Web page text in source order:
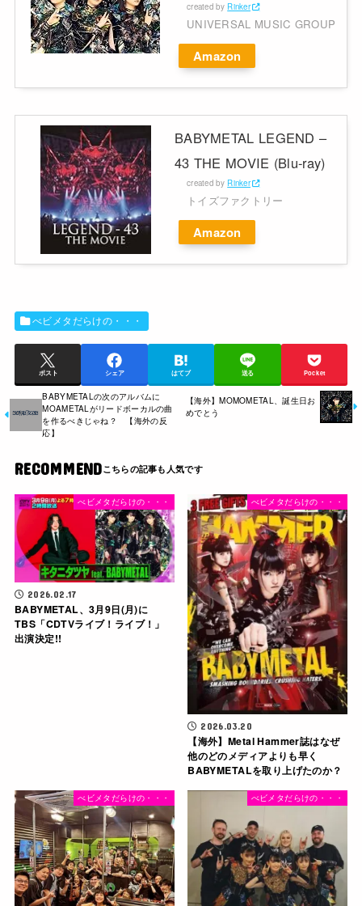
created by Rinker
UNIVERSAL MUSIC GROUP
Amazon
BABYMETAL LEGEND –
43 THE MOVIE (Blu-ray)
created by Rinker
トイズファクトリー
Amazon
べビメタだらけの・・・
ポスト シェア はてブ 送る Pocket
BABYMETALの次のアルバムに
MOAMETALがリードボーカルの曲
を作るべきじゃね？ 【海外の反
応】
【海外】MOMOMETAL、誕生日お
めでとう
RECOMMEND
べビメタだらけの・・・
2026.02.17
BABYMETAL、3月9日(月)に
TBS「CDTVライブ！ライブ！」
出演決定!!
べビメタだらけの・・・
2026.03.20
【海外】Metal Hammer誌はなぜ
他のどのメディアよりも早く
BABYMETALを取り上げたのか？
べビメタだらけの・・・ べビメタだらけの・・・